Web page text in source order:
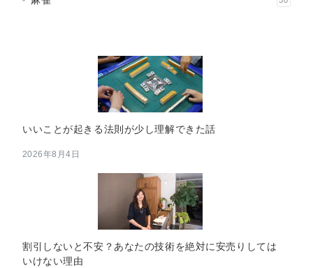
いいことが起きる法則が少し理解できた話
2026年8月4日
割引しないと不安？あなたの技術を絶対に安売りしては
いけない理由